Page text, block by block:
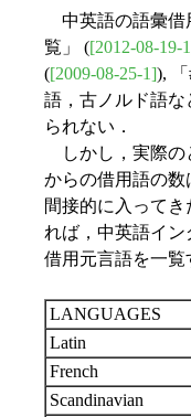
中英語の語彙借
覧」 ([2012-08-19-
([2009-08-25-1]),
語，古ノルド語
られない．
しかし，実際の
からの借用語の
間接的に入って
れば，中英語イ
借用元言語を一覧
LANGUAGES
Latin
French
Scandinavian